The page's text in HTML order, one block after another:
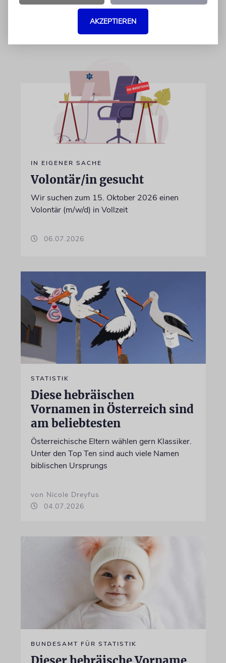
IN EIGENER SACHE
Volontär/in gesucht
Wir suchen zum 15. Oktober 2026 einen
Volontär (m/w/d) in Vollzeit
06.07.2026
STATISTIK
Diese hebräischen
Vornamen in Österreich sind
am beliebtesten
Österreichische Eltern wählen gern Klassiker.
Unter den Top Ten sind auch viele Namen
biblischen Ursprungs
von Nicole Dreyfus
04.07.2026
BUNDESAMT FÜR STATISTIK
AKZEPTIEREN